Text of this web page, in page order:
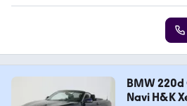
BMW
Navi H&K